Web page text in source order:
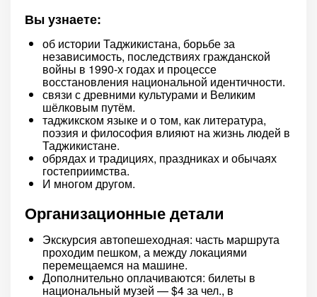
Вы узнаете:
об истории Таджикистана, борьбе за
независимость, последствиях гражданской
войны в 1990-х годах и процессе
восстановления национальной идентичности.
связи с древними культурами и Великим
шёлковым путём.
таджикском языке и о том, как литература,
поэзия и философия влияют на жизнь людей в
Таджикистане.
обрядах и традициях, праздниках и обычаях
гостеприимства.
И многом другом.
Организационные детали
Экскурсия автопешеходная: часть маршрута
проходим пешком, а между локациями
перемещаемся на машине.
Дополнительно оплачиваются: билеты в
национальный музей — $4 за чел., в